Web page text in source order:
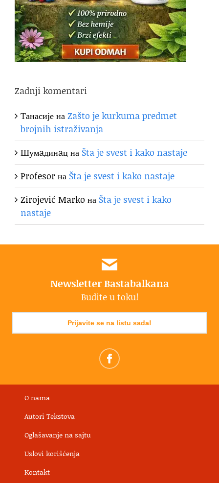
Zadnji komentari
ТанасијенаZašto je kurkuma predmet
brojnih istraživanja
Шумaдинaцна Šta je svest i kako nastaje
Profesorна Šta je svest i kako nastaje
Zirojević Marko на Šta je svest i kako
nastaje
Newsletter Bastabalkana
Budite u toku!
Prijavite se na listu sada!
O nama
Autori Tekstova
Oglašavanje na sajtu
Uslovi korišćenja
Kontakt